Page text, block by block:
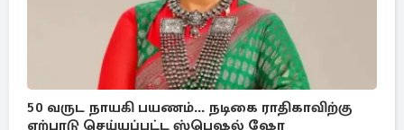
50 வருட நாயகி பயணம்... நடிகை ராதிகாவிற்கு
ஏற்பாடு செய்யப்பட்ட ஸ்பெஷல் ஷோ